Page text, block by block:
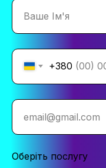
Ваше Ім'я
+380
email@gmail.com
Оберіть послугу